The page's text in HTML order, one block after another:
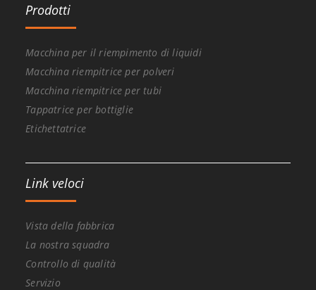
Prodotti
Macchina per il riempimento di liquidi
Macchina riempitrice per polveri
Macchina riempitrice per tubi
Tappatrice per bottiglie
Etichettatrice
Link veloci
Vista della fabbrica
La nostra squadra
Controllo di qualità
Servizio